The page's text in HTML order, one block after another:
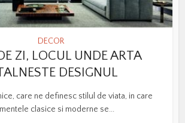
DECOR
ZI, LOCUL UNDE ARTA
DESIGNUL
care ne definesc stilul de viata, in care
clasice si moderne se...